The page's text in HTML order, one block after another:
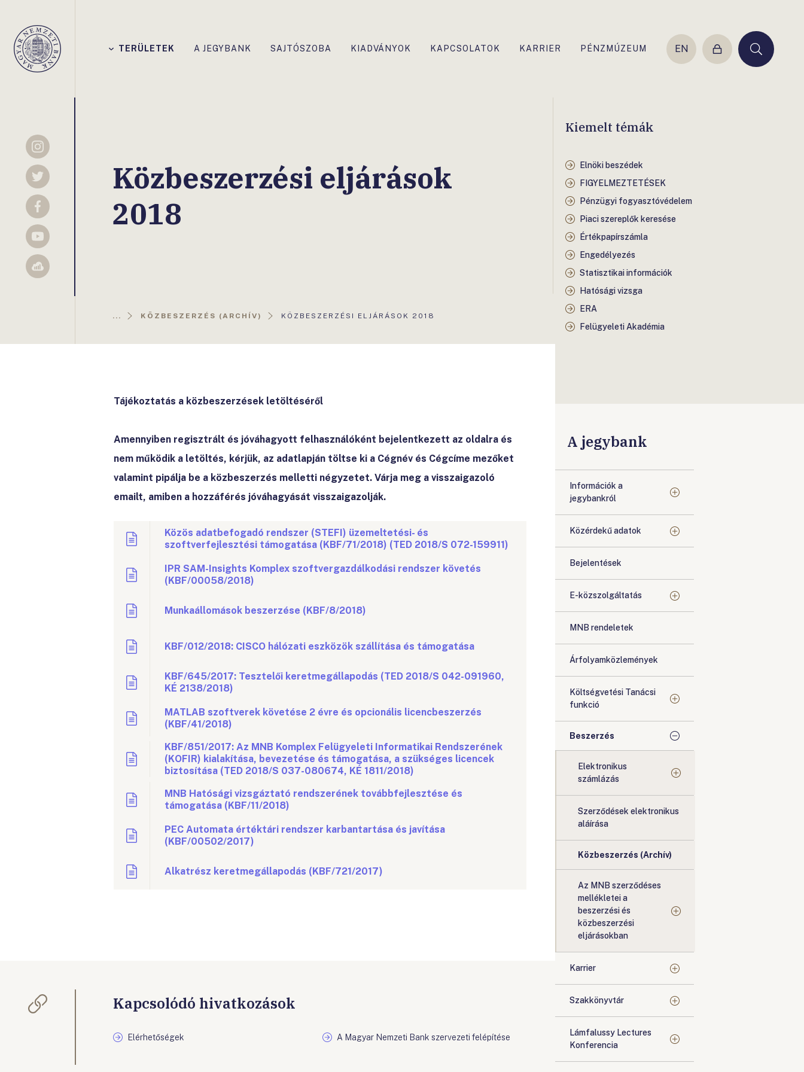
Magyar
Nemzeti
TERÜLETEK A JEGYBANK SAJTÓSZOBA KIADVÁNYOK KAPCSOLATOK KARRIER PÉNZMÚZEUM EN
Belépés Keresés
Instagram
Twitter
Facebook
YouTube
Sellsy
Közbeszerzési eljárások
2018
... KÖZBESZERZÉS (ARCHÍV)
AKTUÁLIS
KÖZBESZERZÉSI ELJÁRÁSOK 2018
Kiemelt témák
Elnöki beszédek
FIGYELMEZTETÉSEK
Pénzügyi fogyasztóvédelem
Piaci szereplők keresése
Értékpapírszámla
Engedélyezés
Statisztikai információk
Hatósági vizsga
ERA
Felügyeleti Akadémia
Tájékoztatás a közbeszerzések letöltéséről
Amennyiben regisztrált és jóváhagyott felhasználóként bejelentkezett az oldalra és
nem működik a letöltés, kérjük, az adatlapján töltse ki a Cégnév és Cégcíme mezőket
valamint pipálja be a közbeszerzés melletti négyzetet. Várja meg a visszaigazoló
emailt, amiben a hozzáférés jóváhagyását visszaigazolják.
Közös adatbefogadó rendszer (STEFI) üzemeltetési- és
szoftverfejlesztési támogatása (KBF/71/2018) (TED 2018/S 072-159911)
IPR SAM-Insights Komplex szoftvergazdálkodási rendszer követés
(KBF/00058/2018)
Munkaállomások beszerzése (KBF/8/2018)
KBF/012/2018: CISCO hálózati eszközök szállítása és támogatása
KBF/645/2017: Tesztelői keretmegállapodás (TED 2018/S 042-091960,
KÉ 2138/2018)
MATLAB szoftverek követése 2 évre és opcionális licencbeszerzés
(KBF/41/2018)
KBF/851/2017: Az MNB Komplex Felügyeleti Informatikai Rendszerének
(KOFIR) kialakítása, bevezetése és támogatása, a szükséges licencek
biztosítása (TED 2018/S 037-080674, KÉ 1811/2018)
MNB Hatósági vizsgáztató rendszerének továbbfejlesztése és
támogatása (KBF/11/2018)
PEC Automata értéktári rendszer karbantartása és javítása
(KBF/00502/2017)
Alkatrész keretmegállapodás (KBF/721/2017)
Kapcsolódó hivatkozások
Elérhetőségek A Magyar Nemzeti Bank szervezeti felépítése
A jegybank
Információk a
jegybankról
Közérdekű adatok
Bejelentések
E-közszolgáltatás
MNB rendeletek
Árfolyamközlemények
Költségvetési Tanácsi
funkció
Beszerzés
Elektronikus
számlázás
Szerződések elektronikus
aláírása
Közbeszerzés (Archív)
Az MNB szerződéses
mellékletei a
beszerzési és
közbeszerzési
eljárásokban
Karrier
Szakkönyvtár
Lámfalussy Lectures
Konferencia